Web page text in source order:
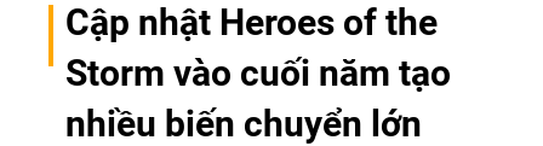
Cập nhật Heroes of the
Storm vào cuối năm tạo
nhiều biến chuyển lớn